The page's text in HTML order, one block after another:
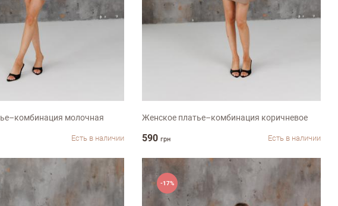
ХL-ХХL
молочная
Есть в наличии
Женское платье–комбинация коричневое
590 грн Есть в наличии
-17%